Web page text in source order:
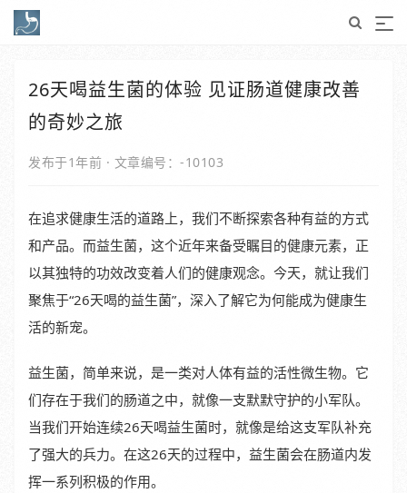
26天喝益生菌的体验 见证肠道健康改善
的奇妙之旅
发布于1年前 · 文章编号：-10103
在追求健康生活的道路上，我们不断探索各种有益的方式
和产品。而益生菌，这个近年来备受瞩目的健康元素，正
以其独特的功效改变着人们的健康观念。今天，就让我们
聚焦于“26天喝的益生菌”，深入了解它为何能成为健康生
活的新宠。
益生菌，简单来说，是一类对人体有益的活性微生物。它
们存在于我们的肠道之中，就像一支默默守护的小军队。
当我们开始连续26天喝益生菌时，就像是给这支军队补充
了强大的兵力。在这26天的过程中，益生菌会在肠道内发
挥一系列积极的作用。